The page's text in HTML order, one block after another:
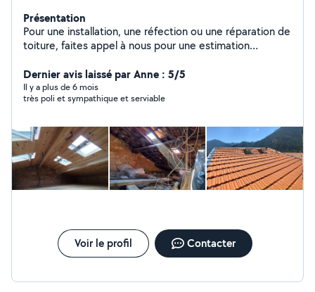
Présentation
Pour une installation, une réfection ou une réparation de
toiture, faites appel à nous pour une estimation
sur mesure détaillant l'étendue des travaux à réaliser;
Une estimation réelle des coûts à prévoir; Des solutions
et des conseils adaptés à votre maison, villa, immeuble
claires à toutes vos questions concernant les travaux
d'installation, de réfection et de réparation de toitures.
Chez Artisan Janselme, nous mettons tout notre savoir-
faire, notre expérience et nos compétences à votre
service!
Dernier avis laissé par Anne : 5/5
Il y a plus de 6 mois
très poli et sympathique et serviable
Voir le profil Contacter